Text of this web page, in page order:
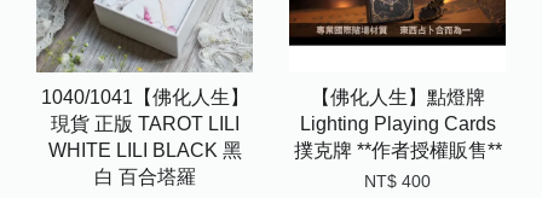
1040/1041【佛化人生】
現貨 正版 TAROT LILI
WHITE LILI BLACK 黑
白 百合塔羅
【佛化人生】點燈牌
Lighting Playing Cards
撲克牌 **作者授權販售**
NT$ 400